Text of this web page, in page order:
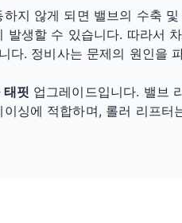
지 않게 되면 밸브의 수축
생할 수 있습니다. 따라서
. 정비사는 문제의 원인을
태핏 업그레이드입니다. 밸브
싱에 적합하며, 롤러 리프터